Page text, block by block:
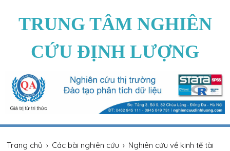
TRUNG TÂM NGHIÊN
CỨU ĐỊNH LƯỢNG
Trang chủ › Các bài nghiên cứu › Nghiên cứu về kinh tế tài